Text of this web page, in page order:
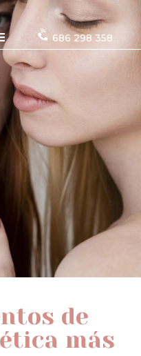
686 298 358
de
más